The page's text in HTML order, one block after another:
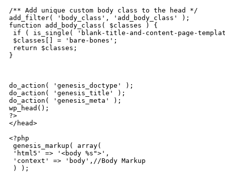
/** Add unique custom body class to the head */
add_filter( 'body_class', 'add_body_class' );
function add_body_class( $classes ) {
if ( is_single( 'blank-title-and-content-page-
$classes[] = 'bare-bones';
return $classes;
}
do_action( 'genesis_doctype' );
do_action( 'genesis_title' );
do_action( 'genesis_meta' );
wp_head();
?>
</head>
<?php
genesis_markup( array(
'html5' => '<body %s">',
'context' => 'body',//Body Markup
) );